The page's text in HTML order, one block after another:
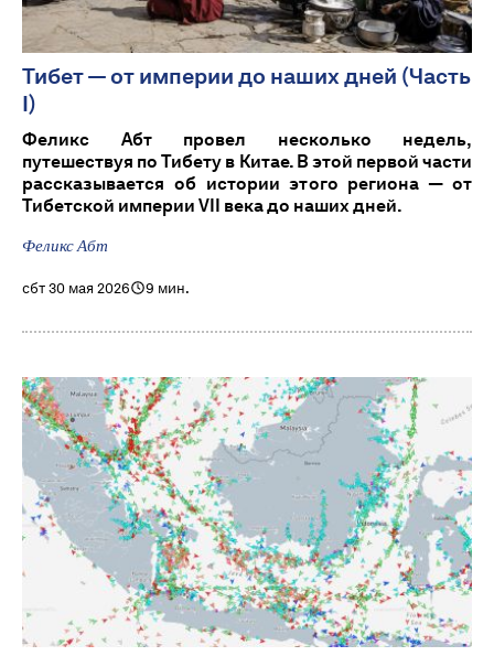
Тибет — от империи до наших дней (Часть
I)
Феликс Абт провел несколько недель,
путешествуя по Тибету в Китае. В этой первой части
рассказывается об истории этого региона — от
Тибетской империи VII века до наших дней.
Феликс Абт
сбт 30 мая 2026 9 мин.